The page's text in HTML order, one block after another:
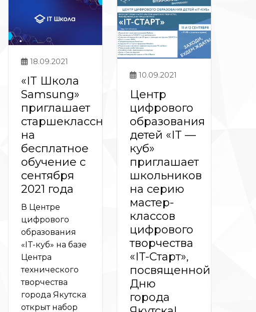
18.09.2021
«IT Школа
Samsung»
приглашает
старшеклассников
на
бесплатное
обучение c
сентября
2021 года
В Центре
цифрового
образования
«IT-куб» на базе
Центра
технического
творчества
города Якутска
открыт набор
10.09.2021
Центр
цифрового
образования
детей «IT —
куб»
приглашает
школьников
на серию
мастер-
классов
цифрового
творчества
«IT-Старт»,
посвященной
Дню
города